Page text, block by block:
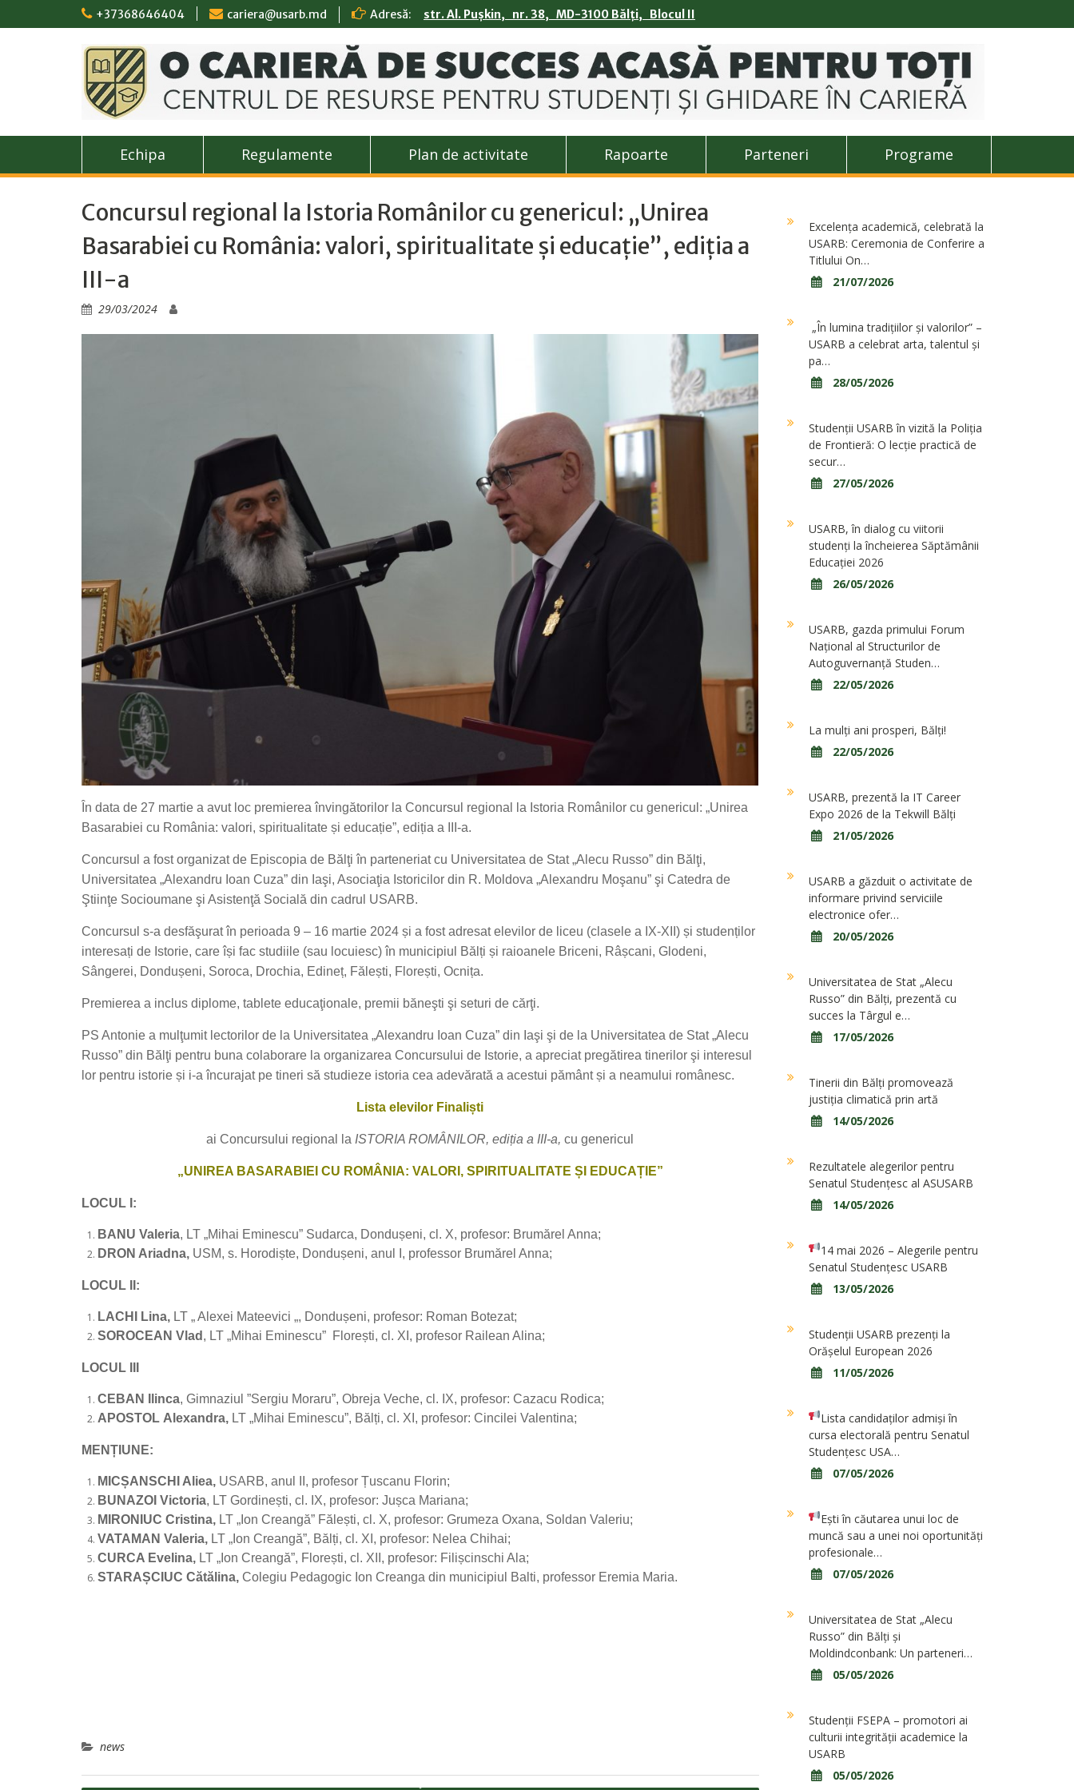
to
+37368646404 cariera@usarb.md Adresă: str. Al. Pușkin, nr. 38, MD-3100 Bălți, Blocul II
Echipa Regulamente Plan de activitate Rapoarte Parteneri Programe
Concursul regional la Istoria Românilor cu genericul: „Unirea
Basarabiei cu România: valori, spiritualitate și educație”, ediția a
III-a
29/03/2024
În data de 27 martie a avut loc premierea învingătorilor la Concursul regional la Istoria Românilor cu genericul: „Unirea
Basarabiei cu România: valori, spiritualitate și educație”, ediția a III-a.
Concursul a fost organizat de Episcopia de Bălţi în parteneriat cu Universitatea de Stat „Alecu Russo” din Bălţi,
Universitatea „Alexandru Ioan Cuza” din Iaşi, Asociaţia Istoricilor din R. Moldova „Alexandru Moşanu” şi Catedra de
Ştiinţe Socioumane şi Asistenţă Socială din cadrul USARB.
Concursul s-a desfăşurat în perioada 9 – 16 martie 2024 și a fost adresat elevilor de liceu (clasele a IX-XII) și studenților
interesați de Istorie, care își fac studiile (sau locuiesc) în municipiul Bălți și raioanele Briceni, Râșcani, Glodeni,
Sângerei, Dondușeni, Soroca, Drochia, Edineț, Fălești, Florești, Ocnița.
Premierea a inclus diplome, tablete educaţionale, premii băneşti şi seturi de cărţi.
PS Antonie a mulţumit lectorilor de la Universitatea „Alexandru Ioan Cuza” din Iaşi şi de la Universitatea de Stat „Alecu
Russo” din Bălţi pentru buna colaborare la organizarea Concursului de Istorie, a apreciat pregătirea tinerilor şi interesul
lor pentru istorie și i-a încurajat pe tineri să studieze istoria cea adevărată a acestui pământ și a neamului românesc.
Lista elevilor Finaliști
ai Concursului regional la ISTORIA ROMÂNILOR, ediția a III-a,cu genericul
„UNIREA BASARABIEI CU ROMÂNIA: VALORI, SPIRITUALITATE ȘI EDUCAȚIE”
LOCUL I:
BANU Valeria, LT „Mihai Eminescu” Sudarca, Dondușeni, cl. X, profesor: Brumărel Anna;
DRON Ariadna, USM, s. Horodiște, Dondușeni, anul I, professor Brumărel Anna;
LOCUL II:
LACHI Lina, LT „ Alexei Mateevici „, Dondușeni, profesor: Roman Botezat;
SOROCEAN Vlad , LT „Mihai Eminescu” Florești, cl. XI, profesor Railean Alina;
LOCUL III
CEBAN Ilinca, Gimnaziul ”Sergiu Moraru”, Obreja Veche, cl. IX, profesor: Cazacu Rodica;
APOSTOL Alexandra, LT „Mihai Eminescu”, Bălți, cl. XI, profesor: Cincilei Valentina;
MENȚIUNE:
MICȘANSCHI Aliea, USARB, anul II, profesor Țuscanu Florin;
BUNAZOI Victoria, LT Gordinești, cl. IX, profesor: Jușca Mariana;
MIRONIUC Cristina, LT „Ion Creangă” Fălești, cl. X, profesor: Grumeza Oxana, Soldan Valeriu;
VATAMAN Valeria, LT „Ion Creangă”, Bălți, cl. XI, profesor: Nelea Chihai;
CURCA Evelina, LT „Ion Creangă”, Florești, cl. XII, profesor: Filișcinschi Ala;
STARAȘCIUC Cătălina, Colegiu Pedagogic Ion Creanga din municipiul Balti, professor Eremia Maria.
news
Excelența academică, celebrată la
USARB: Ceremonia de Conferire a
Titlului On…
21/07/2026
„În lumina tradițiilor și valorilor” –
USARB a celebrat arta, talentul și
pa…
28/05/2026
Studenții USARB în vizită la Poliția
de Frontieră: O lecție practică de
secur…
27/05/2026
USARB, în dialog cu viitorii
studenți la încheierea Săptămânii
Educației 2026
26/05/2026
USARB, gazda primului Forum
Național al Structurilor de
Autoguvernanță Studen…
22/05/2026
La mulți ani prosperi, Bălți!
22/05/2026
USARB, prezentă la IT Career
Expo 2026 de la Tekwill Bălți
21/05/2026
USARB a găzduit o activitate de
informare privind serviciile
electronice ofer…
20/05/2026
Universitatea de Stat „Alecu
Russo” din Bălți, prezentă cu
succes la Târgul e…
17/05/2026
Tinerii din Bălți promovează
justiția climatică prin artă
14/05/2026
Rezultatele alegerilor pentru
Senatul Studențesc al ASUSARB
14/05/2026
14 mai 2026 – Alegerile pentru
Senatul Studențesc USARB
13/05/2026
Studenții USARB prezenți la
Orășelul European 2026
11/05/2026
Lista candidaților admiși în
cursa electorală pentru Senatul
Studențesc USA…
07/05/2026
Ești în căutarea unui loc de
muncă sau a unei noi oportunități
profesionale…
07/05/2026
Universitatea de Stat „Alecu
Russo” din Bălți și
Moldindconbank: Un parteneri…
05/05/2026
Studenții FSEPA – promotori ai
culturii integrității academice la
USARB
05/05/2026